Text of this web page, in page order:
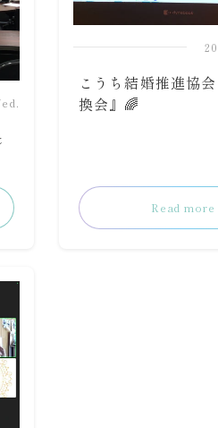
こうち結婚推進協
換会』🌈
Read more